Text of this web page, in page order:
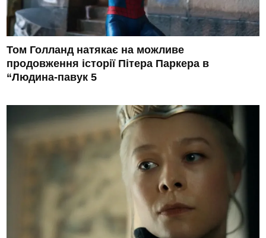
Том Голланд натякає на можливе
продовження історії Пітера Паркера в
“Людина-павук 5